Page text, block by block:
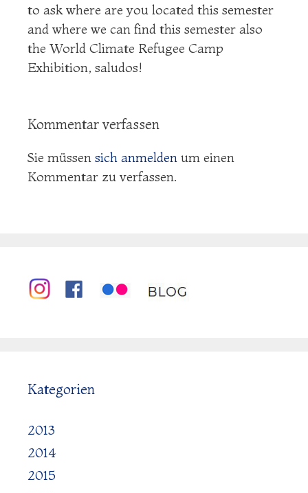
to ask where are you located this semester
and where we can find this semester also
the World Climate Refugee Camp
Exhibition, saludos!
Kommentar verfassen
Sie müssen sich anmelden um einen
Kommentar zu verfassen.
Kategorien
2013
2014
2015